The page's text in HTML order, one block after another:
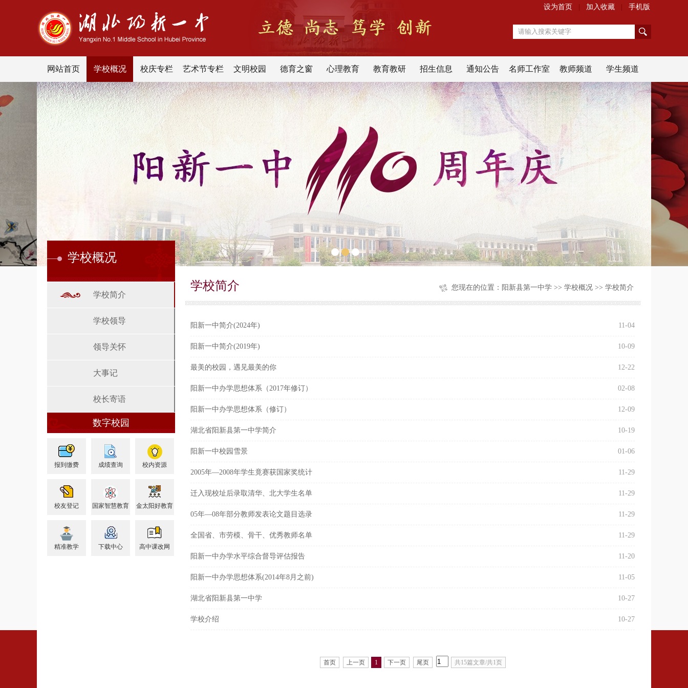
设为首页 加入收藏 手机版
索
网站首页 学校概况 校庆专栏 艺术节专栏 文明校园 德育之窗 心理教育 教育教研 招生信息 通知公告 名师工作室 教师频道 学生频道
学校概况
学校简介
学校领导
领导关怀
大事记
校长寄语
数字校园
报到缴费 成绩查询 校内资源
校友登记 国家智慧教育 金太阳好教育
精准教学 下载中心 高中课改网
您现在的位置： 阳新县第一中学 >> 学校概况 >> 学校简介
学校简介
11-04
阳新一中简介(2024年)
10-09
阳新一中简介(2019年)
12-22
最美的校园，遇见最美的你
02-08
阳新一中办学思想体系（2017年修订）
12-09
阳新一中办学思想体系（修订）
10-19
湖北省阳新县第一中学简介
01-06
阳新一中校园雪景
11-29
2005年—2008年学生竟赛获国家奖统计
11-29
迁入现校址后录取清华、北大学生名单
11-29
05年—08年部分教师发表论文题目选录
11-29
全国省、市劳模、骨干、优秀教师名单
11-20
阳新一中办学水平综合督导评估报告
11-05
阳新一中办学思想体系(2014年8月之前)
10-27
湖北省阳新县第一中学
10-27
学校介绍
首页 上一页 1 下一页 尾页 共15篇文章/共1页